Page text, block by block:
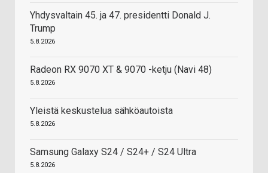
Yhdysvaltain 45. ja 47. presidentti Donald J.
Trump
5.8.2026
Radeon RX 9070 XT & 9070 -ketju (Navi 48)
5.8.2026
Yleistä keskustelua sähköautoista
5.8.2026
Samsung Galaxy S24 / S24+ / S24 Ultra
5.8.2026